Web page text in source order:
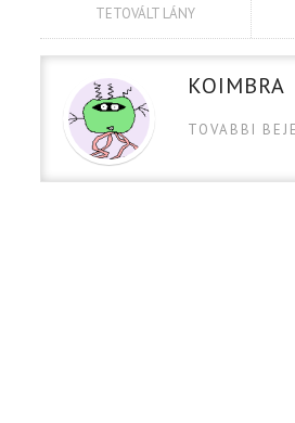
TETOVÁLT LÁNY
KOIMBRA
TOVABBI